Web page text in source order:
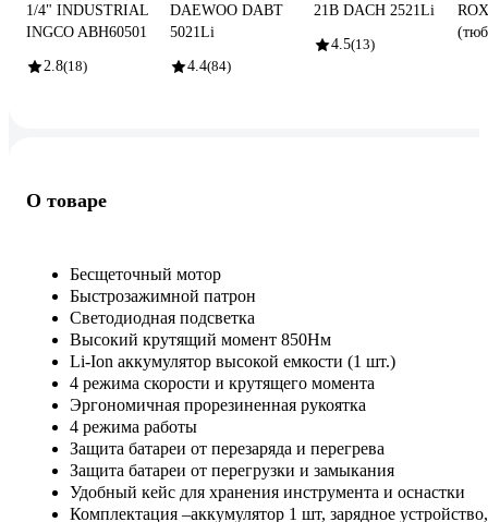
1/4" INDUSTRIAL
INGCO ABH60501
2.8(18)
DAEWOO DABT
5021Li
4.4(84)
21В DACH 2521Li
4.5(13)
О товаре
Бесщеточный мотор
Быстрозажимной патрон
Светодиодная подсветка
Высокий крутящий момент 850Нм
Li-Ion аккумулятор высокой емкости (1 шт.)
4 режима скорости и крутящего момента
Эргономичная прорезиненная рукоятка
4 режима работы
Защита батареи от перезаряда и перегрева
Защита батареи от перегрузки и замыкания
Удобный кейс для хранения инструмента и оснастки
Комплектация –аккумулятор 1 шт, зарядное устройство,